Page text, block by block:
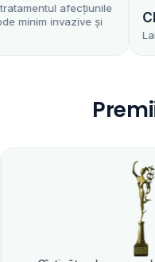
afecțiunile
invazive și
CMD